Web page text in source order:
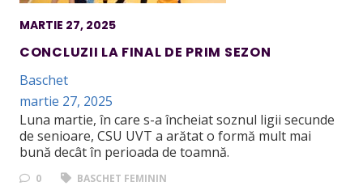
MARTIE 27, 2025
CONCLUZII LA FINAL DE PRIM SEZON
Baschet
martie 27, 2025
Luna martie, în care s-a încheiat soznul ligii secunde
de senioare, CSU UVT a arătat o formă mult mai
bună decât în perioada de toamnă.
0 BASCHET FEMININ